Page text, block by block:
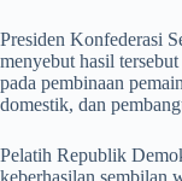
Presiden Konfederasi
menyebut hasil
pada pembinaan
domestik, dan
Pelatih Republik
keberhasilan sembilan